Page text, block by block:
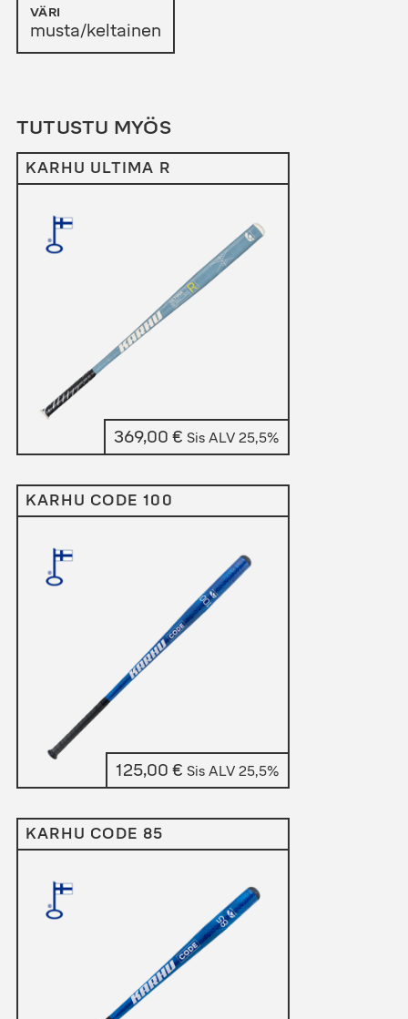
MÄÄRÄ
VÄRI
musta/keltainen
TUTUSTU MYÖS
KARHU ULTIMA R
369,00 € Sis ALV 25,5%
KARHU CODE 100
125,00 € Sis ALV 25,5%
KARHU CODE 85